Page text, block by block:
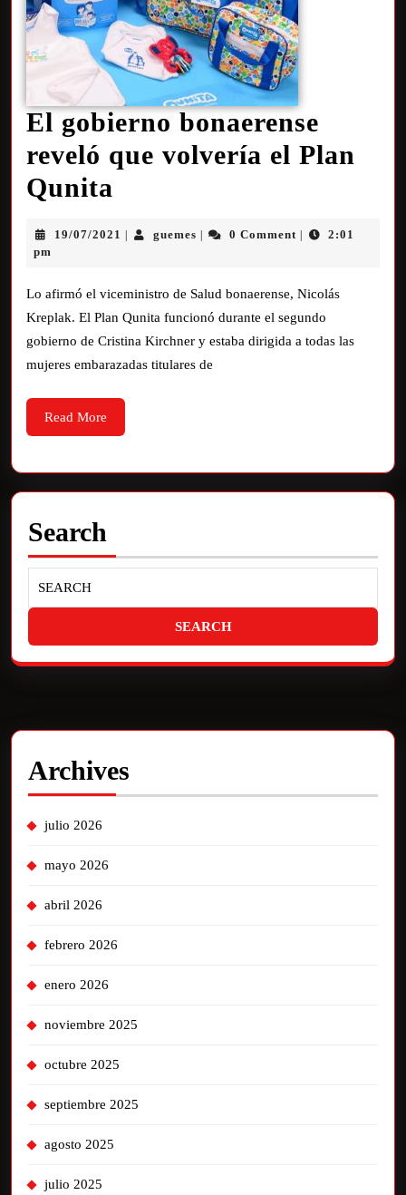
El gobierno bonaerense
reveló que volvería el Plan
Qunita
19/07/2021 guemes 0 Comment
2:01
pm
Lo afirmó el viceministro de Salud bonaerense, Nicolás
Kreplak. El Plan Qunita funcionó durante el segundo
gobierno de Cristina Kirchner y estaba dirigida a todas las
mujeres embarazadas titulares de
Read More
Search
Archives
julio 2026
mayo 2026
abril 2026
febrero 2026
enero 2026
noviembre 2025
octubre 2025
septiembre 2025
agosto 2025
julio 2025